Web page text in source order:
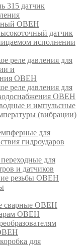
315 датчик
ОВЕН
датчик
исполнении
реле давления для
и
ОВЕН
реле давления для
ОВЕН
и импульсные
(вибрации)
для
гидроударов
для
и датчиков
резьбы ОВЕН
сварные ОВЕН
ОВЕН
для